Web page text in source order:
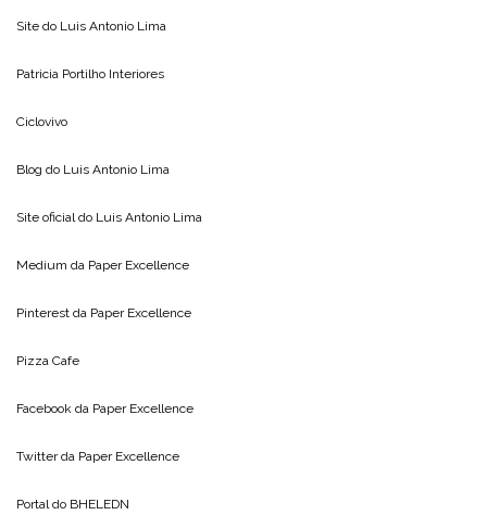
Site do Luis Antonio Lima
Patricia Portilho Interiores
Ciclovivo
Blog do Luis Antonio Lima
Site oficial do Luis Antonio Lima
Medium da Paper Excellence
Pinterest da Paper Excellence
Pizza Cafe
Facebook da Paper Excellence
Twitter da Paper Excellence
Portal do BHELEDN